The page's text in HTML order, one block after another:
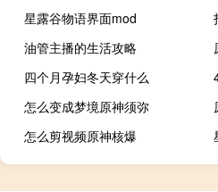
星露谷物语界面mod
油管主播的生活攻略
四个月孕妇冬天穿什么
怎么变成梦境原神须弥
怎么剪视频原神核爆